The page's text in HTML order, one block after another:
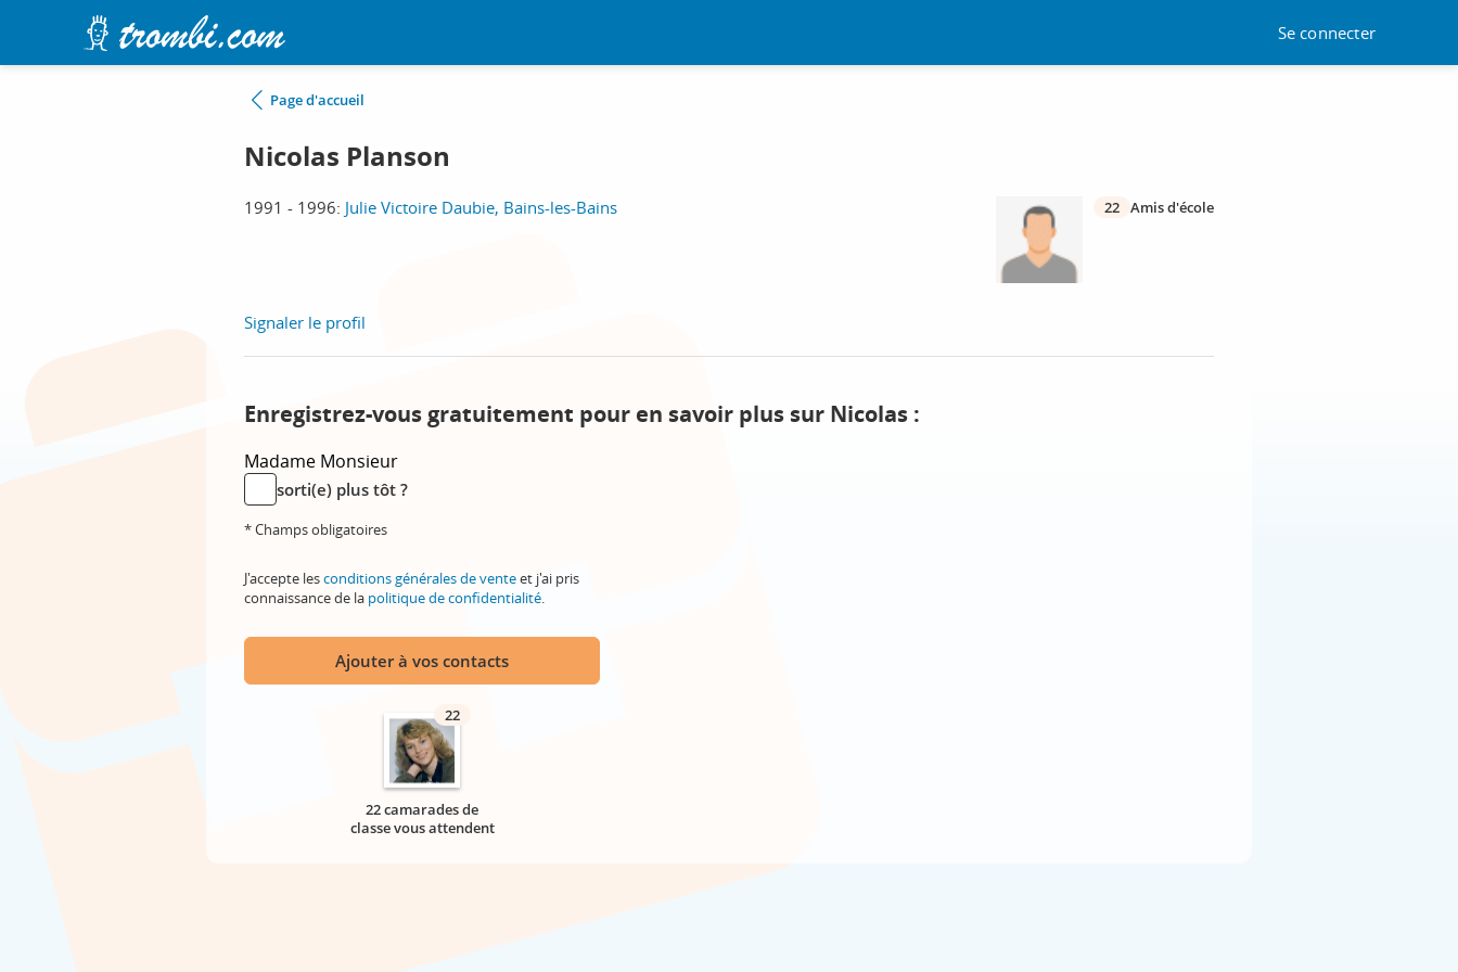
Se connecter
Page d'accueil
Nicolas Planson
1991 - 1996: Julie Victoire Daubie, Bains-les-Bains 22 Amis d'école
Signaler le profil
Enregistrez-vous gratuitement pour en savoir plus sur Nicolas :
Madame Monsieur
sorti(e) plus tôt ?
* Champs obligatoires
J'accepte lesconditions générales de venteet j'ai pris
connaissance de la politique de confidentialité.
Ajouter à vos contacts
22
22 camarades de
classe vous attendent